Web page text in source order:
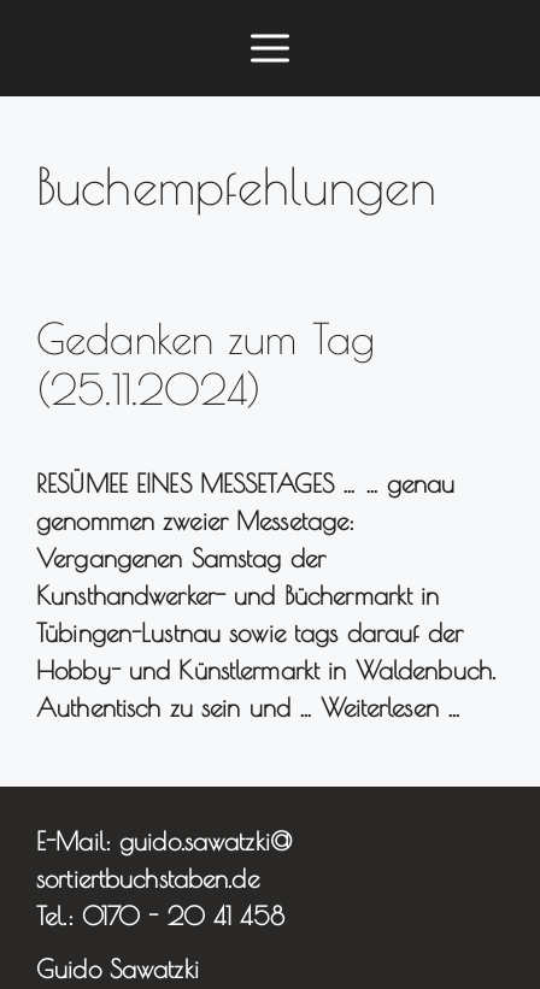
springen
Menü
Buchempfehlungen
Gedanken zum Tag
(25.11.2024)
RESÜMEE EINES MESSETAGES … … genau
genommen zweier Messetage:
Vergangenen Samstag der
Kunsthandwerker- und Büchermarkt in
Tübingen-Lustnau sowie tags darauf der
Hobby- und Künstlermarkt in Waldenbuch.
Authentisch zu sein und …Weiterlesen …
E-Mail: guido.sawatzki@
sortiertbuchstaben.de
Tel.: 0170 - 20 41 458
Guido Sawatzki